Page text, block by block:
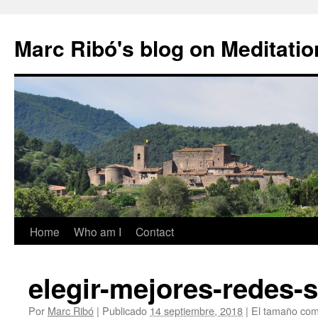
Marc Ribó's blog on
Saltar
contenido
Home Who am I Contact
elegir-mejores-redes-
Por Marc Ribó | Publicado 14 septiembre, 2018 | El tamaño